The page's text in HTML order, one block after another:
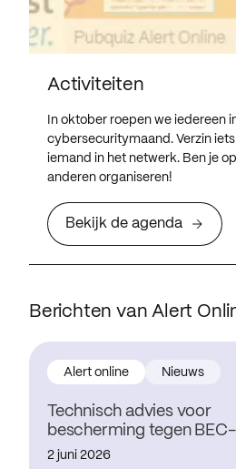
Activiteiten
In oktober roepen we iedereen
cybersecuritymaand. Verzin
iemand in het netwerk. Ben je
anderen organiseren!
Bekijk de agenda
Berichten van Alert
Technisch advies voor
bescherming tegen
Alert online Nieuws
2 juni 2026